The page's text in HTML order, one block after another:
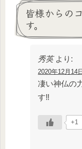
皆様からの
す。
秀英 より:
2020年12月14
凄い神仏の
す‼️
+1